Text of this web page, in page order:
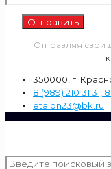
Отправляя свои
350000, г.
8 (989) 210 31 31,
etalon23@bk.ru